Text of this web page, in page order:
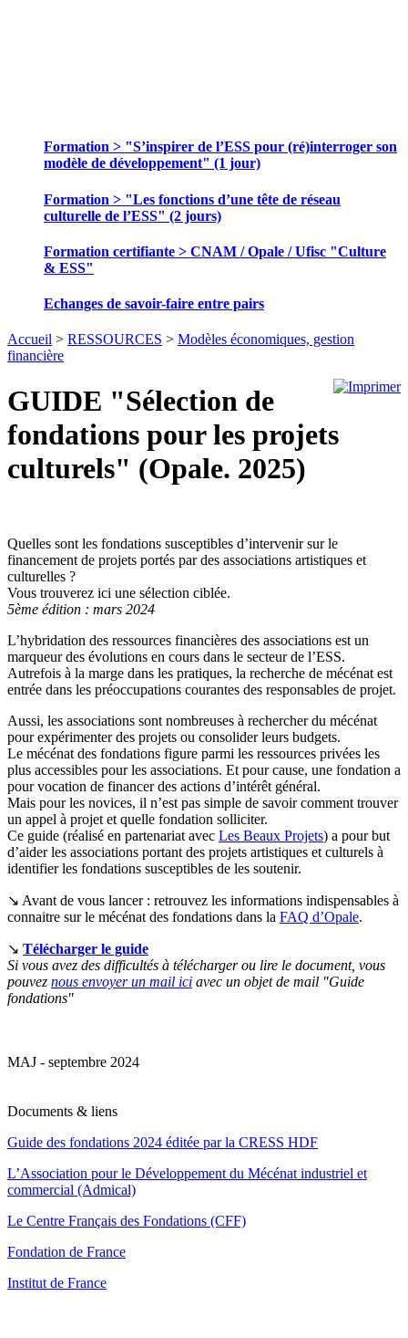
Formation > "S’inspirer de l’ESS pour (ré)interroger son
modèle de développement" (1 jour)
Formation > "Les fonctions d’une tête de réseau
culturelle de l’ESS" (2 jours)
Formation certifiante > CNAM / Opale / Ufisc "Culture
& ESS"
Echanges de savoir-faire entre pairs
Accueil > RESSOURCES > Modèles économiques, gestion
financière
GUIDE "Sélection de
fondations pour les projets
culturels" (Opale. 2025)
Quelles sont les fondations susceptibles d’intervenir sur le
financement de projets portés par des associations artistiques et
culturelles ?
Vous trouverez ici une sélection ciblée.
5ème édition : mars 2024
L’hybridation des ressources financières des associations est un
marqueur des évolutions en cours dans le secteur de l’ESS.
Autrefois à la marge dans les pratiques, la recherche de mécénat est
entrée dans les préoccupations courantes des responsables de projet.
Aussi, les associations sont nombreuses à rechercher du mécénat
pour expérimenter des projets ou consolider leurs budgets.
Le mécénat des fondations figure parmi les ressources privées les
plus accessibles pour les associations. Et pour cause, une fondation a
pour vocation de financer des actions d’intérêt général.
Mais pour les novices, il n’est pas simple de savoir comment trouver
un appel à projet et quelle fondation solliciter.
Ce guide (réalisé en partenariat avec Les Beaux Projets) a pour but
d’aider les associations portant des projets artistiques et culturels à
identifier les fondations susceptibles de les soutenir.
↘ Avant de vous lancer : retrouvez les informations indispensables à
connaitre sur le mécénat des fondations dans la FAQ d’Opale.
↘ Télécharger le guide
Si vous avez des difficultés à télécharger ou lire le document, vous
pouvez nous envoyer un mail ici avec un objet de mail "Guide
fondations"
MAJ - septembre 2024
Documents & liens
Guide des fondations 2024 éditée par la CRESS HDF
L’Association pour le Développement du Mécénat industriel et
commercial (Admical)
Le Centre Français des Fondations (CFF)
Fondation de France
Institut de France